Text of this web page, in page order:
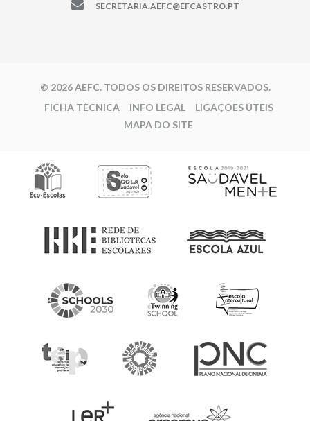
SECRETARIA.AEFC@EFCASTRO.PT
© 2026 AEFC. TODOS OS DIREITOS RESERVADOS.
FICHA TÉCNICA
INFO LEGAL
LIGAÇÕES ÚTEIS
MAPA DO SITE